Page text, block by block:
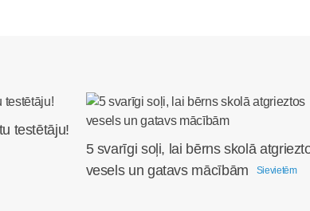
testētāju!
5 svarīgi soļi, lai bērns skolā
vesels un gatavs mācībām
Sievietēm